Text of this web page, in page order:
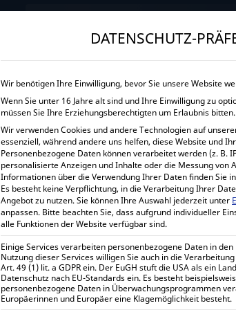
START UNTERNEHMEN
Home Alle Produkte
32,97€ inkl. 0%
39,23€inkl. 19%
Victron Energy
Lieferzeit:1-7
DATENSCHUTZ-
Wir benötigen Ihre Einwilligung, bevor Sie unsere Website
Wenn Sie unter 16 Jahre alt sind und Ihre Einwilligung zu
müssen Sie Ihre Erziehungsberechtigten um Erlaubnis bitten.
Wir verwenden Cookies und andere Technologien auf
essenziell, während andere uns helfen, diese Website und
Personenbezogene Daten können verarbeitet werden (z. B.
personalisierte Anzeigen und Inhalte oder die Messung von
Informationen über die Verwendung Ihrer Daten finden Sie
Es besteht keine Verpflichtung, in die Verarbeitung Ihrer
Angebot zu nutzen.Sie können Ihre Auswahl jederzeit unter
anpassen. Bitte beachten Sie, dass aufgrund individueller
alle Funktionen der Website verfügbar sind.
Einige Services verarbeiten personenbezogene Daten in
Nutzung dieser Services willigen Sie auch in die
Art. 49 (1) lit. a GDPR ein. Der EuGH stuft die USA als ein
Datenschutz nach EU-Standards ein. Es besteht
personenbezogene Daten in Überwachungsprogrammen
Europäerinnen und Europäer eine Klagemöglichkeit besteht.